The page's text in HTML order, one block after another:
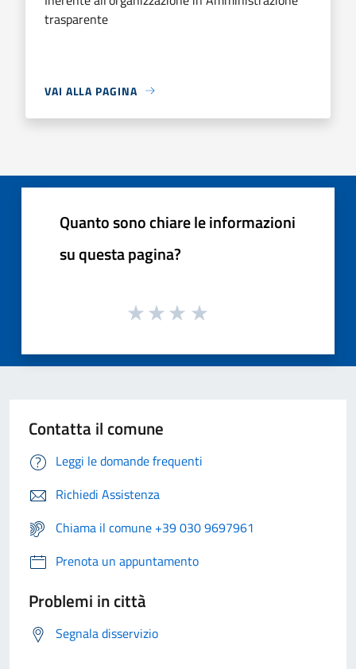
trasparente
VAI ALLA PAGINA
Quanto sono chiare le informazioni
su questa pagina?
Contatta il comune
Leggi le domande frequenti
Richiedi Assistenza
Chiama il comune +39 030 9697961
Prenota un appuntamento
Problemi in città
Segnala disservizio